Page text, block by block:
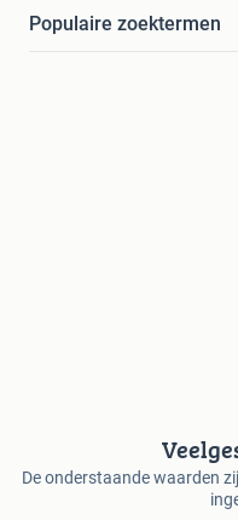
Populaire zoektermen
De onderstaande waarden